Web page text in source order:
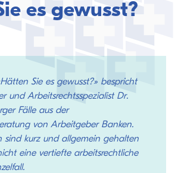
es gewusst?
Sie es gewusst?» bespricht
und Arbeitsrechtsspezialist Dr.
Fälle aus der
von Arbeitgeber Banken.
sind kurz und allgemein gehalten
eine vertiefte arbeitsrechtliche